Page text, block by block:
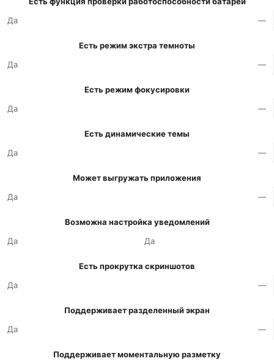
Да
—
Есть режим экстра темноты
Да
—
Есть режим фокусировки
Да
—
Есть динамические темы
Да
—
Может выгружать приложения
Да
—
Возможна настройка уведомлений
Да
Да
Есть прокрутка скриншотов
Да
—
Поддерживает разделенный экран
Да
—
Поддерживает моментальную разметку